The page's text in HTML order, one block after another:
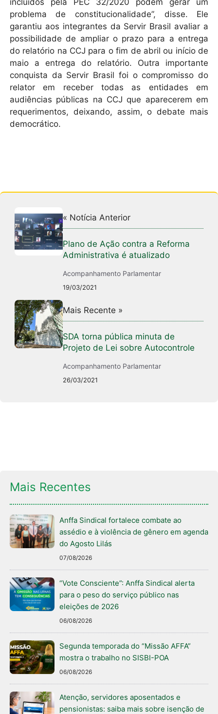
problema de constitucionalidade”, disse. Ele
garantiu aos integrantes da Servir Brasil avaliar a
possibilidade de ampliar o prazo para a entrega
do relatório na CCJ para o fim de abril ou início de
maio a entrega do relatório. Outra importante
conquista da Servir Brasil foi o compromisso do
relator em receber todas as entidades em
audiências públicas na CCJ que aparecerem em
requerimentos, deixando, assim, o debate mais
democrático.
« Notícia Anterior
Plano de Ação contra a Reforma
Administrativa é atualizado
Acompanhamento Parlamentar
19/03/2021
Mais Recente »
SDA torna pública minuta de
Projeto de Lei sobre Autocontrole
Acompanhamento Parlamentar
26/03/2021
Mais Recentes
Anffa Sindical fortalece combate ao
assédio e à violência de gênero em agenda
do Agosto Lilás
07/08/2026
“Vote Consciente”: Anffa Sindical alerta
para o peso do serviço público nas
eleições de 2026
06/08/2026
Segunda temporada do “Missão AFFA”
mostra o trabalho no SISBI-POA
06/08/2026
Atenção, servidores aposentados e
pensionistas: saiba mais sobre isenção de